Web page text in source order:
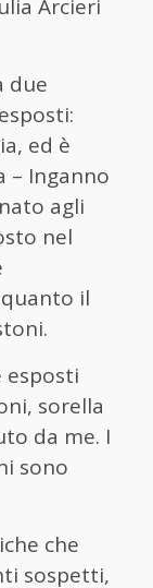
Arcieri
due
ed è
– Inganno
agli
nel
il
esposti
sorella
da me. I
sono
che
sospetti,